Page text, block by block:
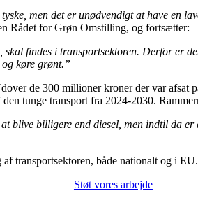
men det er unødvendigt at have en
Rådet for Grøn Omstilling, og fortsætter:
findes i transportsektoren. Derfor er
køre grønt.”
de 300 millioner kroner der var
tunge transport fra 2024-2030.
blive billigere end diesel, men indtil da
transportsektoren, både nationalt og i EU.
Støt vores arbejde